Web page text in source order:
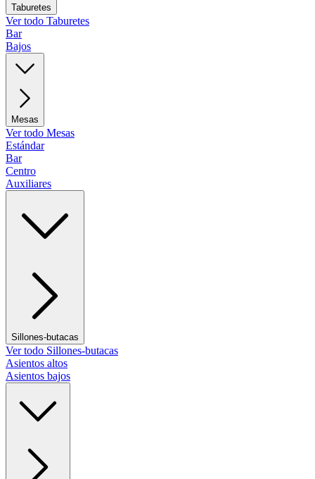
Taburetes
Ver todo Taburetes
Bar
Bajos
Mesas
Ver todo Mesas
Estándar
Bar
Centro
Auxiliares
Sillones-butacas
Ver todo Sillones-butacas
Asientos altos
Asientos bajos